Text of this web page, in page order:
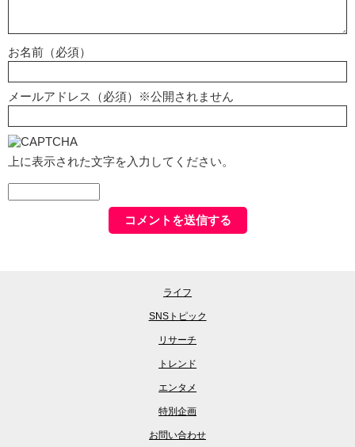
お名前（必須）
メールアドレス（必須）※公開されません
上に表示された文字を入力してください。
ライフ
SNSトピック
リサーチ
トレンド
エンタメ
特別企画
お問い合わせ